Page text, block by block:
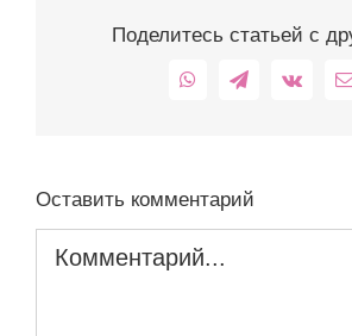
Поделитесь статьей с
WhatsAppTelegram
Vk
Оставить комментарий